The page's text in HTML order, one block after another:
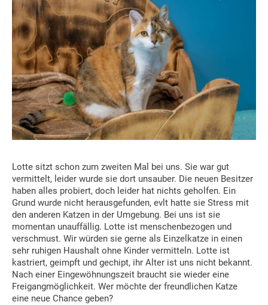
Lotte sitzt schon zum zweiten Mal bei uns. Sie war gut
vermittelt, leider wurde sie dort unsauber. Die neuen Besitzer
haben alles probiert, doch leider hat nichts geholfen. Ein
Grund wurde nicht herausgefunden, evlt hatte sie Stress mit
den anderen Katzen in der Umgebung. Bei uns ist sie
momentan unauffällig. Lotte ist menschenbezogen und
verschmust. Wir würden sie gerne als Einzelkatze in einen
sehr ruhigen Haushalt ohne Kinder vermitteln. Lotte ist
kastriert, geimpft und gechipt, ihr Alter ist uns nicht bekannt.
Nach einer Eingewöhnungszeit braucht sie wieder eine
Freigangmöglichkeit. Wer möchte der freundlichen Katze
eine neue Chance geben?